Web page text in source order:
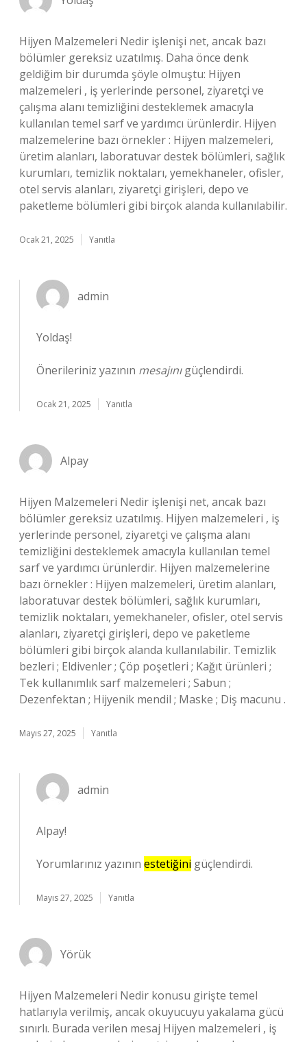
Hijyen Malzemeleri Nedir işlenişi net, ancak bazı
bölümler gereksiz uzatılmış. Daha önce denk
geldiğim bir durumda şöyle olmuştu: Hijyen
malzemeleri , iş yerlerinde personel, ziyaretçi ve
çalışma alanı temizliğini desteklemek amacıyla
kullanılan temel sarf ve yardımcı ürünlerdir. Hijyen
malzemelerine bazı örnekler : Hijyen malzemeleri,
üretim alanları, laboratuvar destek bölümleri, sağlık
kurumları, temizlik noktaları, yemekhaneler, ofisler,
otel servis alanları, ziyaretçi girişleri, depo ve
paketleme bölümleri gibi birçok alanda kullanılabilir.
Ocak 21, 2025 Yanıtla
admin
Yoldaş!
Önerileriniz yazının mesajınıgüçlendirdi.
Ocak 21, 2025 Yanıtla
Alpay
Hijyen Malzemeleri Nedir işlenişi net, ancak bazı
bölümler gereksiz uzatılmış. Hijyen malzemeleri , iş
yerlerinde personel, ziyaretçi ve çalışma alanı
temizliğini desteklemek amacıyla kullanılan temel
sarf ve yardımcı ürünlerdir. Hijyen malzemelerine
bazı örnekler : Hijyen malzemeleri, üretim alanları,
laboratuvar destek bölümleri, sağlık kurumları,
temizlik noktaları, yemekhaneler, ofisler, otel servis
alanları, ziyaretçi girişleri, depo ve paketleme
bölümleri gibi birçok alanda kullanılabilir. Temizlik
bezleri ; Eldivenler ; Çöp poşetleri ; Kağıt ürünleri ;
Tek kullanımlık sarf malzemeleri ; Sabun ;
Dezenfektan ; Hijyenik mendil ; Maske ; Diş macunu .
Mayıs 27, 2025 Yanıtla
admin
Alpay!
Yorumlarınız yazının estetiğini güçlendirdi.
Mayıs 27, 2025 Yanıtla
Yörük
Hijyen Malzemeleri Nedir konusu girişte temel
hatlarıyla verilmiş, ancak okuyucuyu yakalama gücü
sınırlı. Burada verilen mesaj Hijyen malzemeleri , iş